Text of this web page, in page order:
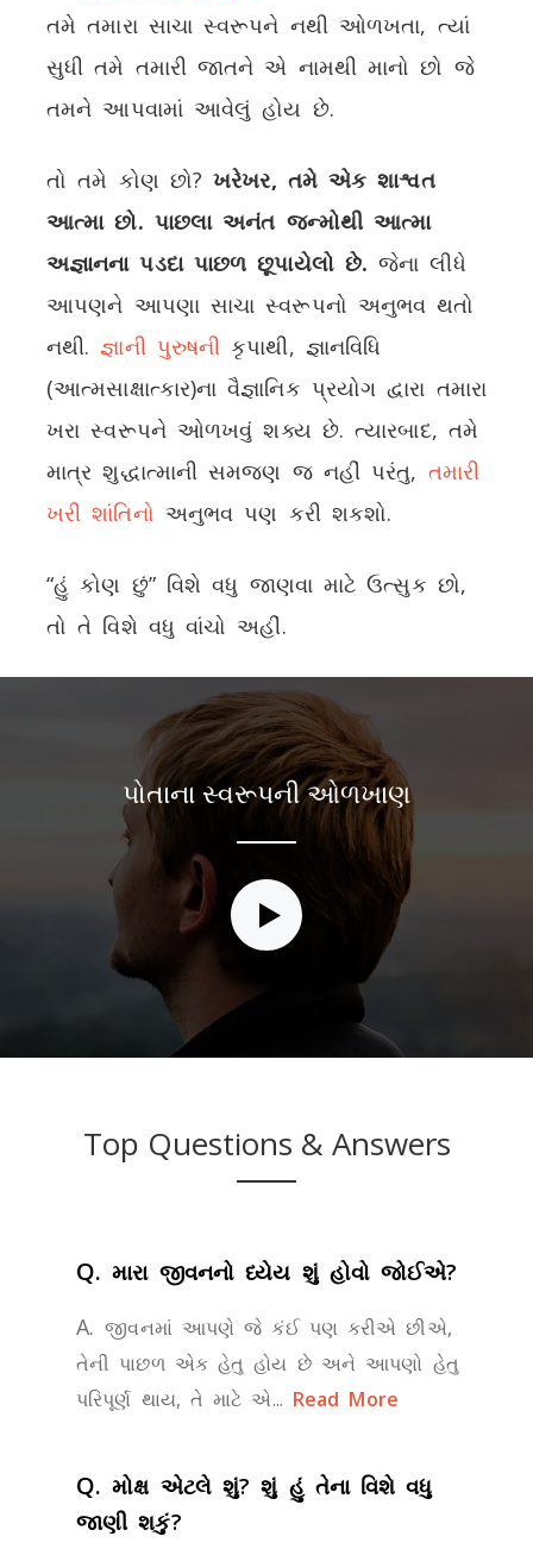
તમે તમારા સાચા સ્વરૂપને નથી ઓળખતા, ત્યાં
સુધી તમે તમારી જાતને એ નામથી માનો છો જે
તમને આપવામાં આવેલું હોય છે.
તો તમે કોણ છો?ખરેખર, તમે એક શાશ્વત
આત્મા છો. પાછલા અનંત જન્મોથી આત્મા
અજ્ઞાનના પડદા પાછળ છૂપાયેલો છે. જેના લીધે
આપણને આપણા સાચા સ્વરૂપનો અનુભવ થતો
નથી.જ્ઞાની પુરુષની કૃપાથી, જ્ઞાનવિધિ
(આત્મસાક્ષાત્કાર)ના વૈજ્ઞાનિક પ્રયોગ દ્વારા તમારા
ખરા સ્વરૂપને ઓળખવું શક્ય છે. ત્યારબાદ, તમે
માત્ર શુદ્ધાત્માની સમજણ જ નહીં પરંતુ, તમારી
ખરી શાંતિનો અનુભવ પણ કરી શકશો.
“હું કોણ છું” વિશે વધુ જાણવા માટે ઉત્સુક છો,
તો તે વિશે વધુ વાંચો અહીં.
પોતાના સ્વરૂપની ઓળખાણ
Top Questions & Answers
Q.મારા જીવનનો ધ્યેય શું હોવો જોઈએ?
A.જીવનમાં આપણે જે કંઈ પણ કરીએ છીએ,
તેની પાછળ એક હેતુ હોય છે અને આપણો હેતુ
પરિપૂર્ણ થાય, તે માટે એ... Read More
Q.મોક્ષ એટલે શું? શું હું તેના વિશે વધુ
જાણી શકું?